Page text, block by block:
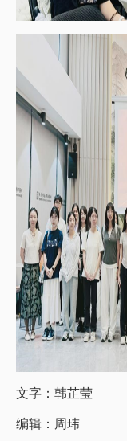
文字： 韩芷莹
编辑：周玮